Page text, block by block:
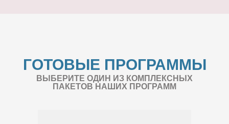
ГОТОВЫЕ ПРОГРАММЫ
ВЫБЕРИТЕ ОДИН ИЗ КОМПЛЕКСНЫХ
ПАКЕТОВ НАШИХ ПРОГРАММ